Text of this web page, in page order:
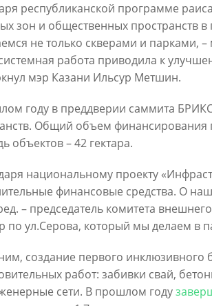
республиканской программе
зон и общественных пространств в
не только скверами и парками,
работа приводила к
мэр Казани Ильсур Метшин.
году в преддверии саммита
Общий объем финансирования
объектов – 42 гектара.
национальному проекту
финансовые средства. О
– председатель комитета
по ул.Серова, который мы делаем в
создание первого инклюзивного
работ: забивки свай,
сети. В прошлом году
Официальный сайт Мэра
ЛИЦА НОВОСТИ
наполнение и сопровождение сайта Мэра
сайта Мэра Казани могут быть воспроизведены
иных носителях без каких-либо ограничений по
ссылка на первоисточник (в случае копирования
согласия на перепечатку со стороны
МЭРИЯ КАЗАНИ